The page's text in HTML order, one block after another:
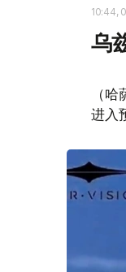
10:44,
乌
（
进入